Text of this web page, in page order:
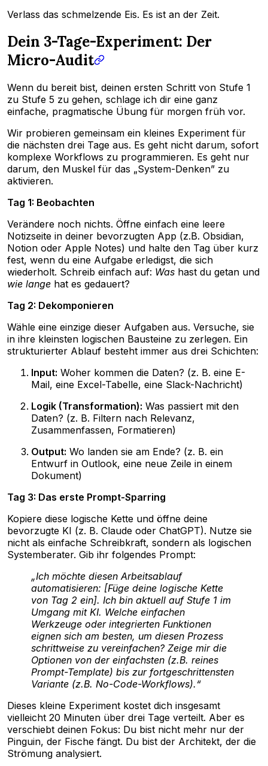
Verlass das schmelzende Eis. Es ist an der Zeit.
Dein 3-Tage-Experiment: Der
Micro-Audit
Wenn du bereit bist, deinen ersten Schritt von Stufe 1
zu Stufe 5 zu gehen, schlage ich dir eine ganz
einfache, pragmatische Übung für morgen früh vor.
Wir probieren gemeinsam ein kleines Experiment für
die nächsten drei Tage aus. Es geht nicht darum, sofort
komplexe Workflows zu programmieren. Es geht nur
darum, den Muskel für das „System-Denken” zu
aktivieren.
Tag 1: Beobachten
Verändere noch nichts. Öffne einfach eine leere
Notizseite in deiner bevorzugten App (z.B. Obsidian,
Notion oder Apple Notes) und halte den Tag über kurz
fest, wenn du eine Aufgabe erledigst, die sich
wiederholt. Schreib einfach auf: Was hast du getan und
wie lange hat es gedauert?
Tag 2: Dekomponieren
Wähle eine einzige dieser Aufgaben aus. Versuche, sie
in ihre kleinsten logischen Bausteine zu zerlegen. Ein
strukturierter Ablauf besteht immer aus drei Schichten:
Input: Woher kommen die Daten? (z. B. eine E-
Mail, eine Excel-Tabelle, eine Slack-Nachricht)
Logik (Transformation): Was passiert mit den
Daten? (z. B. Filtern nach Relevanz,
Zusammenfassen, Formatieren)
Output: Wo landen sie am Ende? (z. B. ein
Entwurf in Outlook, eine neue Zeile in einem
Dokument)
Tag 3: Das erste Prompt-Sparring
Kopiere diese logische Kette und öffne deine
bevorzugte KI (z. B. Claude oder ChatGPT). Nutze sie
nicht als einfache Schreibkraft, sondern als logischen
Systemberater. Gib ihr folgendes Prompt:
„Ich möchte diesen Arbeitsablauf
automatisieren: [Füge deine logische Kette
von Tag 2 ein]. Ich bin aktuell auf Stufe 1 im
Umgang mit KI. Welche einfachen
Werkzeuge oder integrierten Funktionen
eignen sich am besten, um diesen Prozess
schrittweise zu vereinfachen? Zeige mir die
Optionen von der einfachsten (z.B. reines
Prompt-Template) bis zur fortgeschrittensten
Variante (z.B. No-Code-Workflows).“
Dieses kleine Experiment kostet dich insgesamt
vielleicht 20 Minuten über drei Tage verteilt. Aber es
verschiebt deinen Fokus: Du bist nicht mehr nur der
Pinguin, der Fische fängt. Du bist der Architekt, der die
Strömung analysiert.